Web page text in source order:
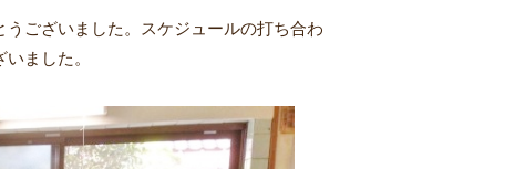
ございました。スケジュールの打ち合わ
ました。